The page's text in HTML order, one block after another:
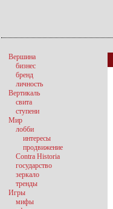
Вершина
бизнес
бренд
личность
Вертикаль
свита
ступени
Мир
лобби
интересы
продвижение
Contra Historia
государство
зеркало
тренды
Игры
мифы